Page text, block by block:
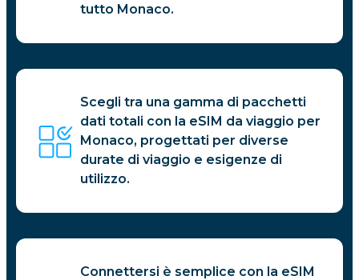
tutto Monaco.
Scegli tra una gamma di pacchetti
dati totali con la eSIM da viaggio per
Monaco, progettati per diverse
durate di viaggio e esigenze di
utilizzo.
Connettersi è semplice con la eSIM